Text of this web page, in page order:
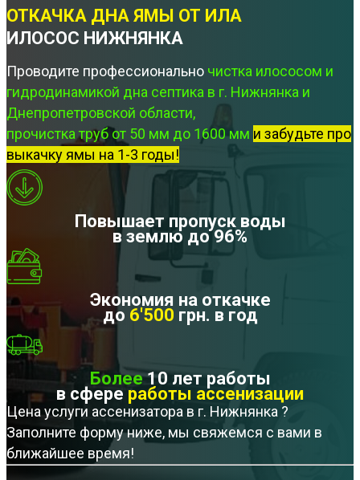
ОТКАЧКА ДНА ЯМЫ ОТ ИЛА
ИЛОСОС НИЖНЯНКА
Проводите профессионально чистка илососом и
гидродинамикой дна септика в г. Нижнянка и
Днепропетровской области,
прочистка труб от 50 мм до 1600 мм и забудьте про
выкачку ямы на 1-3 годы!
Повышает пропуск воды
в землю до 96%
Экономия на откачке
до 6'500 грн. в год
Более10 лет работы
в сфере работы ассенизации
Цена услуги ассенизатора в г. Нижнянка ?
Заполните форму ниже, мы свяжемся с вами в
ближайшее время!